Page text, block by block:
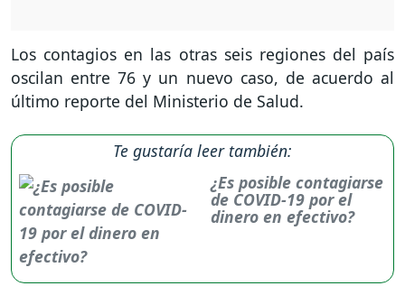
Los contagios en las otras seis regiones del país
oscilan entre 76 y un nuevo caso, de acuerdo al
último reporte del Ministerio de Salud.
Te gustaría leer también:
¿Es posible contagiarse
de COVID-19 por el
dinero en efectivo?